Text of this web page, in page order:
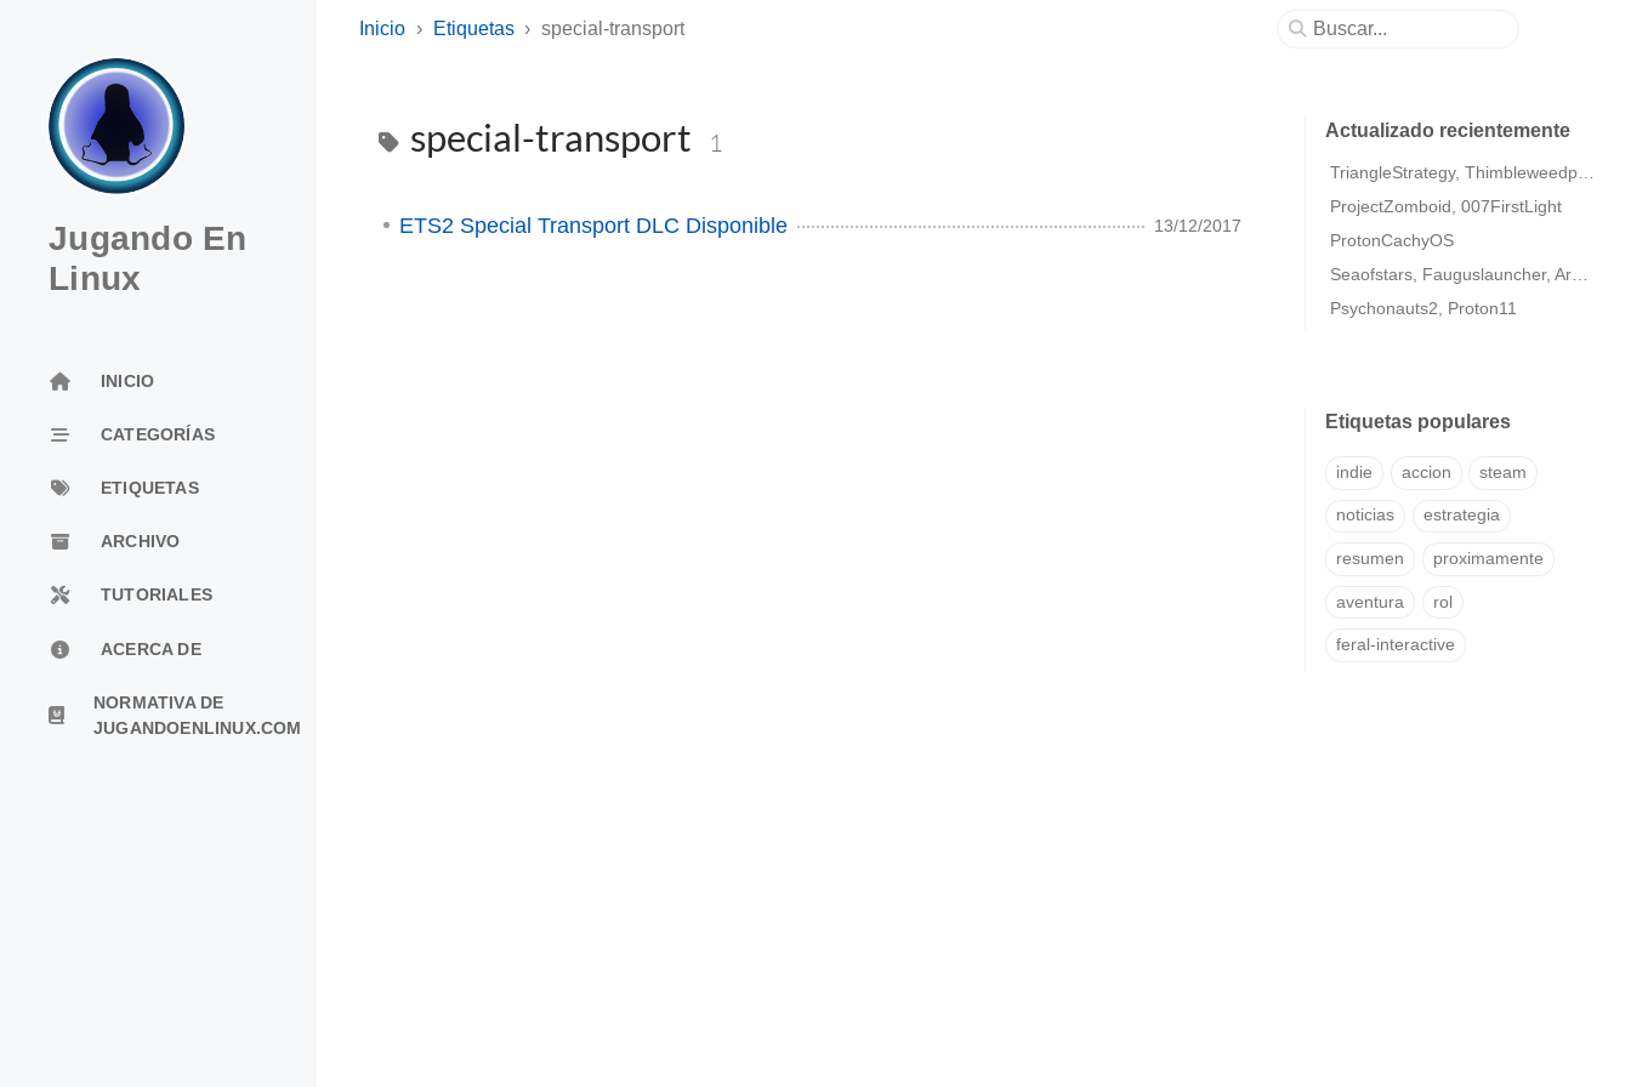
Jugando En
Linux
INICIO
CATEGORÍAS
ETIQUETAS
ARCHIVO
TUTORIALES
ACERCA DE
NORMATIVA DE
JUGANDOENLINUX.COM
Inicio Etiquetas special-transport
special-transport 1
ETS2 Special Transport DLC Disponible 13/12/2017
Actualizado recientemente
ProjectZomboid, 007FirstLight
ProtonCachyOS
Psychonauts2, Proton11
Etiquetas populares
indie accion steam
noticias estrategia
resumen proximamente
aventura rol
feral-interactive